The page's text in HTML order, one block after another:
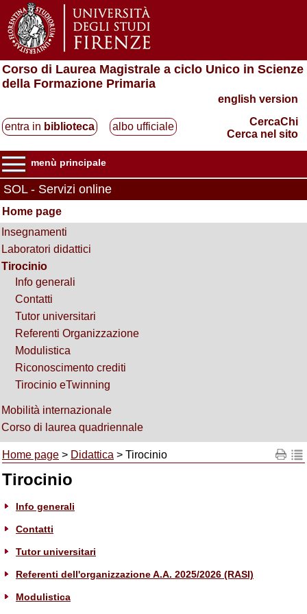
Corso di Laurea Magistrale a ciclo Unico in Scienze
della Formazione Primaria
english version
entra in biblioteca albo ufficiale
CercaChi
Cerca nel sito
menù principale
SOL - Servizi online
Home page
Insegnamenti
Laboratori didattici
Tirocinio
Info generali
Contatti
Tutor universitari
Referenti Organizzazione
Modulistica
Riconoscimento crediti
Tirocinio eTwinning
Mobilità internazionale
Corso di laurea quadriennale
Home page > Didattica > Tirocinio
Tirocinio
Info generali
Contatti
Tutor universitari
Referenti dell'organizzazione A.A. 2025/2026 (RASI)
Modulistica